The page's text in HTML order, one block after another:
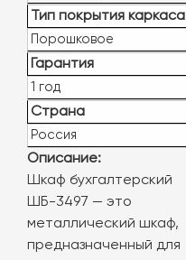
Тип покрытия каркаса
Порошковое
Гарантия
1 год
Страна
Россия
Описание:
Шкаф бухгалтерский
ШБ-3497 — это
металлический шкаф,
предназначенный для